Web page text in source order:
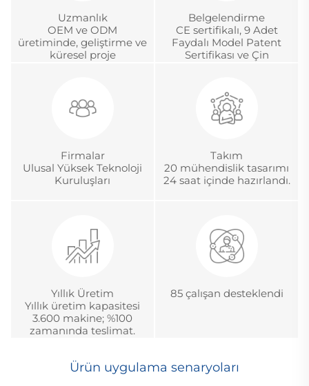
Uzmanlık
OEM ve ODM
üretiminde, geliştirme ve
küresel proje
Belgelendirme
CE sertifikalı, 9 Adet
Faydalı Model Patent
Sertifikası ve Çin
Firmalar
Ulusal Yüksek Teknoloji
Kuruluşları
Takım
20 mühendislik tasarımı
24 saat içinde hazırlandı.
Yıllık Üretim
Yıllık üretim kapasitesi
3.600 makine; %100
zamanında teslimat.
85 çalışan desteklendi
Ürün uygulama senaryoları